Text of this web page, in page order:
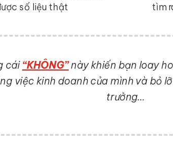
số liệu thật
tìm
cái “KHÔNG”này khiến bạn loay
việc kinh doanh của mình và bỏ
trưởng…